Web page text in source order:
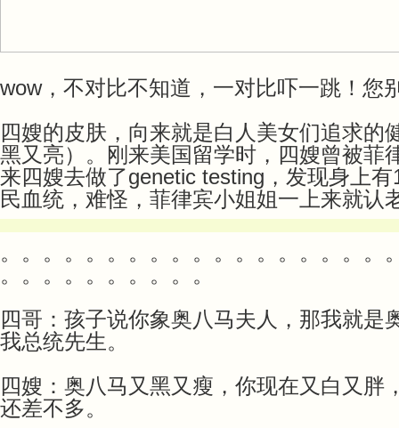
wow，不对比不知道，一对比吓一跳！您
四嫂的皮肤，向来就是白人美女们追求的
黑又亮）。刚来美国留学时，四嫂曾被菲
来四嫂去做了genetic testing，发现身上
民血统，难怪，菲律宾小姐姐一上来就认
。。。。。。。。。。。。。。。。。。
。。。。。。。。。。
四哥：孩子说你象奥八马夫人，那我就是
我总统先生。
四嫂：奥八马又黑又瘦，你现在又白又胖
还差不多。